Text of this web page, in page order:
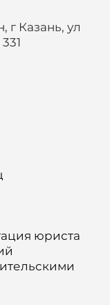
г Казань, ул
юриста